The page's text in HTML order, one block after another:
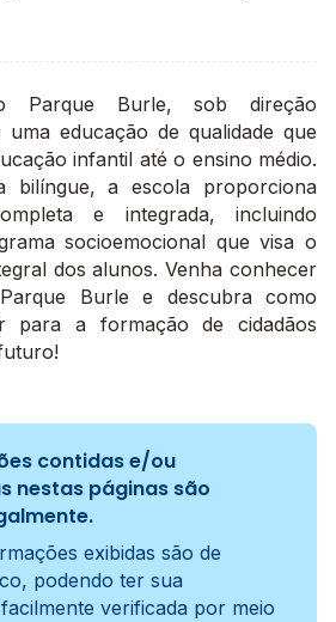
Parque Burle, sob direção
uma educação de qualidade que
infantil até o ensino médio.
bilíngue, a escola proporciona
e integrada, incluindo
socioemocional que visa o
dos alunos. Venha conhecer
Burle e descubra como
para a formação de cidadãos
contidas e/ou
nestas páginas são
exibidas são de
podendo ter sua
verificada por meio